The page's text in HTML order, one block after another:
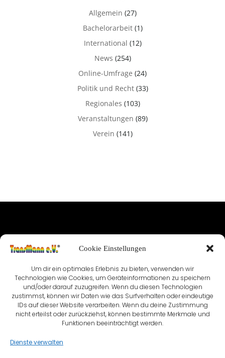
Cookie Einstellungen
Um dir ein optimales Erlebnis zu bieten, verwenden wir
Technologien wie Cookies, um Geräteinformationen zu speichern
und/oder darauf zuzugreifen. Wenn du diesen Technologien
zustimmst, können wir Daten wie das Surfverhalten oder eindeutige
IDs auf dieser Website verarbeiten. Wenn du deine Zustimmung
nicht erteilst oder zurückziehst, können bestimmte Merkmale und
Funktionen beeinträchtigt werden.
Dienste verwalten
Allgemein (27)
Bachelorarbeit(1)
International (12)
News (254)
Online-Umfrage (24)
Politik und Recht(33)
Regionales (103)
Veranstaltungen (89)
Verein (141)
IMPRESSUM
VEREINSSATZUNG KONTAKT
COOKIE-RICHTLINIE (EU)